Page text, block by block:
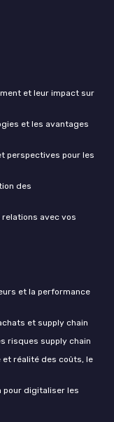
et leur impact sur
et les avantages
perspectives pour les
des
avec vos
et la performance
et supply chain
risques supply chain
réalité des coûts, le
pour digitaliser les